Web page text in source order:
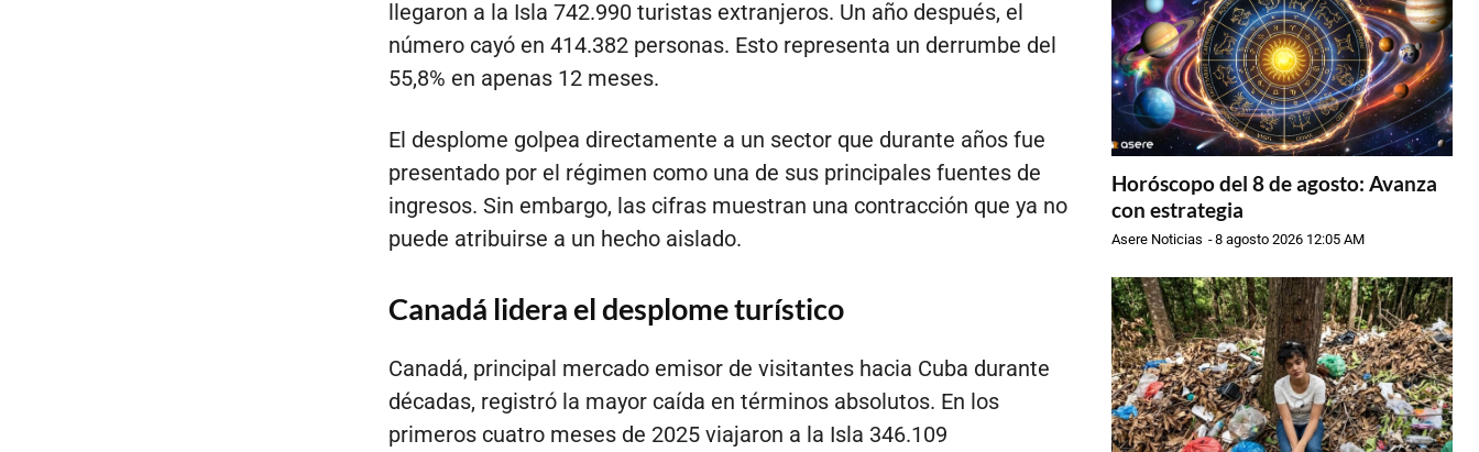
llegaron a la Isla 742.990 turistas extranjeros. Un año después, el
número cayó en 414.382 personas. Esto representa un derrumbe del
55,8% en apenas 12 meses.
El desplome golpea directamente a un sector que durante años fue
presentado por el régimen como una de sus principales fuentes de
ingresos. Sin embargo, las cifras muestran una contracción que ya no
puede atribuirse a un hecho aislado.
Canadá lidera el desplome turístico
Canadá, principal mercado emisor de visitantes hacia Cuba durante
décadas, registró la mayor caída en términos absolutos. En los
primeros cuatro meses de 2025 viajaron a la Isla 346.109
Horóscopo del 8 de agosto: Avanza
con estrategia
Asere Noticias -8 agosto 2026 12:05 AM